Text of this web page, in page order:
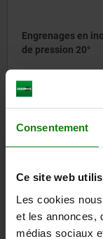
Consentement
Ce site web
Les cookies
et les annonces,
médias sociaux
Engrenages en
de pression 20°
à partir de
22400-20